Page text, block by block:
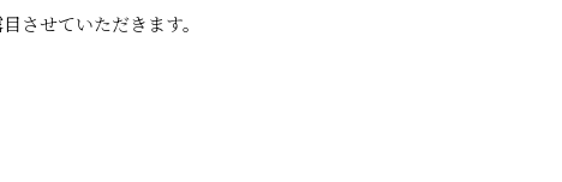
させていただきます。